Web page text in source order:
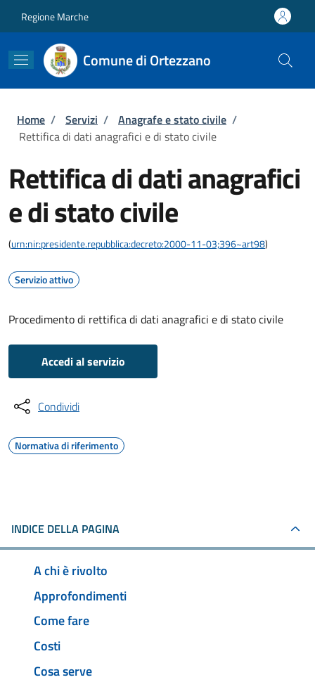
Regione Marche
Comune di Ortezzano
Briciole di pane
Home / Servizi / Anagrafe e stato civile /
Rettifica di dati anagrafici e di stato civile
Rettifica di dati anagrafici
e di stato civile
(urn:nir:presidente.repubblica:decreto:2000-11-03;396~art98)
Servizio attivo
Procedimento di rettifica di dati anagrafici e di stato civile
Accedi al servizio
Condividi
Normativa di riferimento
INDICE DELLA PAGINA
A chi è rivolto
Approfondimenti
Come fare
Costi
Cosa serve